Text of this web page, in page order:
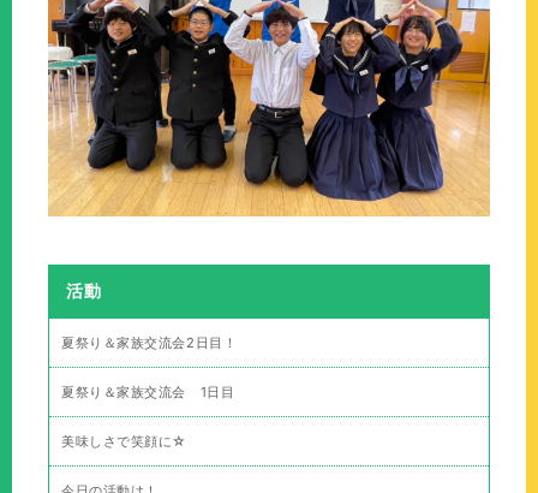
活動
夏祭り＆家族交流会2日目！
夏祭り＆家族交流会 1日目
美味しさで笑顔に☆